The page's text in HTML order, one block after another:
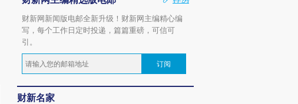
财新网新闻版电邮全新升级！财新网主编精心编
写，每个工作日定时投递，篇篇重磅，可信可
引。
订阅
财新名家